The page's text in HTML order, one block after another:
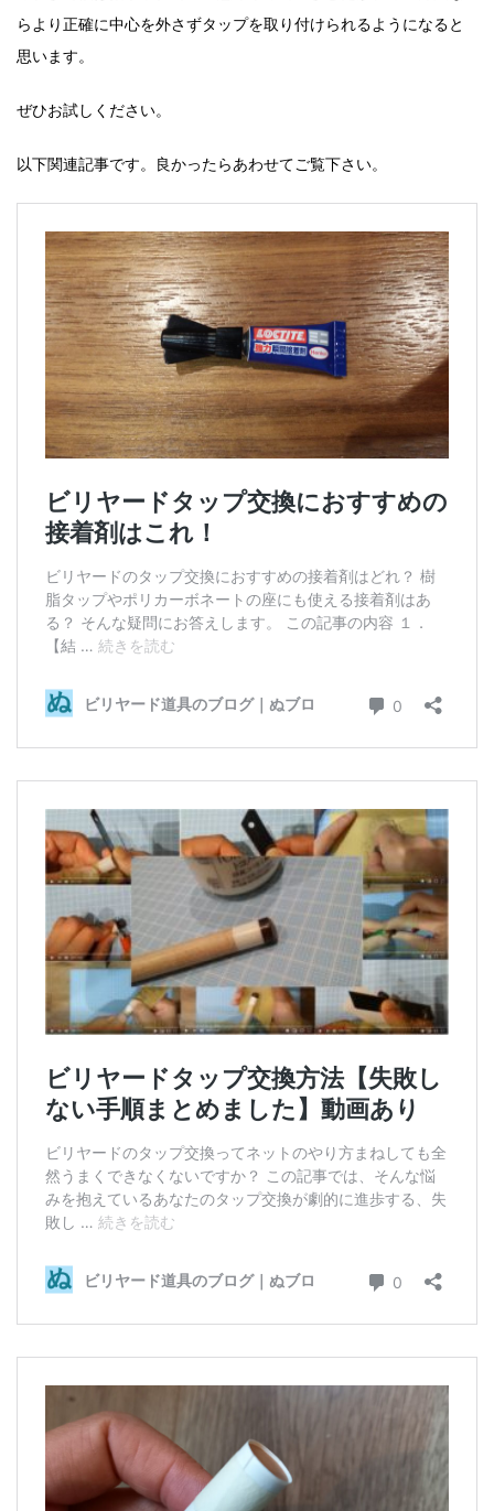
らより正確に中心を外さずタップを取り付けられるようになると
思います。
ぜひお試しください。
以下関連記事です。良かったらあわせてご覧下さい。